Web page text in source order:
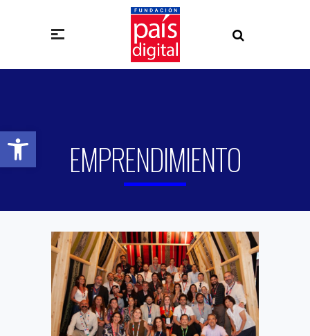
Abrir barra de herramientas
EMPRENDIMIENTO